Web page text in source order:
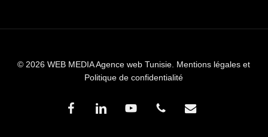
© 2026 WEB MEDIA Agence web Tunisie. Mentions légales et
Politique de confidentialité
facebooklinkedin youtube phone email